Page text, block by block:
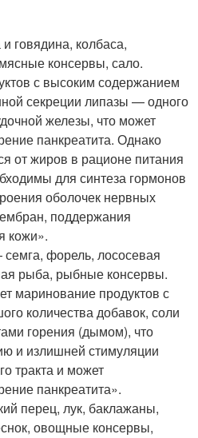
говядина, колбаса,
мясные консервы, сало.
с высоким содержанием
секреции липазы — одного
железы, что может
панкреатита. Однако
от жиров в рационе питания
для синтеза гормонов
оболочек нервных
поддержания
кожи».
форель, лососевая
рыба, рыбные консервы.
маринование продуктов с
количества добавок, соли
горения (дымом), что
и излишней стимуляции
тракта и может
панкреатита».
перец, лук, баклажаны,
овощные консервы,